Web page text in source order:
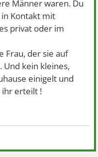
Männer waren. Du
Kontakt mit
privat oder im
Frau, der sie auf
Und kein kleines,
einigelt und
ihr erteilt !